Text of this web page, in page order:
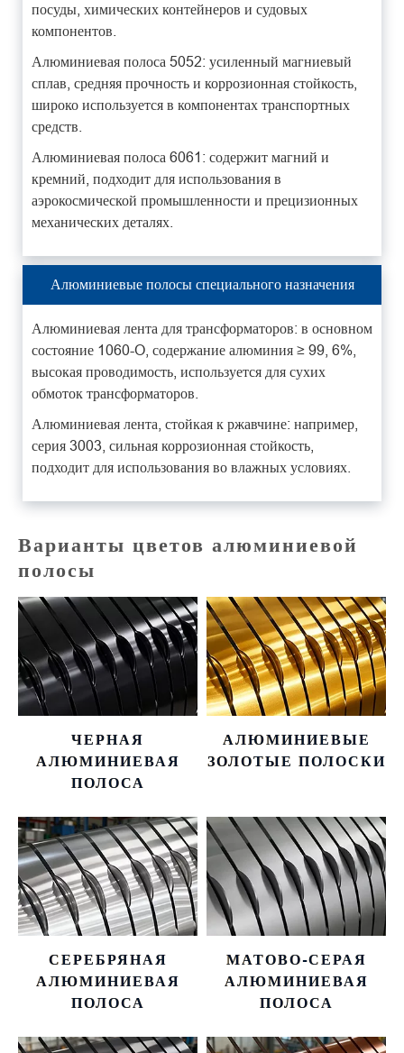
посуды, химических контейнеров и судовых
компонентов.
Алюминиевая полоса 5052: усиленный магниевый
сплав, средняя прочность и коррозионная стойкость,
широко используется в компонентах транспортных
средств.
Алюминиевая полоса 6061: содержит магний и
кремний, подходит для использования в
аэрокосмической промышленности и прецизионных
механических деталях.
Алюминиевые полосы специального назначения
Алюминиевая лента для трансформаторов: в основном
состояние 1060-O, содержание алюминия ≥ 99, 6%,
высокая проводимость, используется для сухих
обмоток трансформаторов.
Алюминиевая лента, стойкая к ржавчине: например,
серия 3003, сильная коррозионная стойкость,
подходит для использования во влажных условиях.
Варианты цветов алюминиевой
полосы
ЧЕРНАЯ
АЛЮМИНИЕВАЯ
ПОЛОСА
АЛЮМИНИЕВЫЕ
ЗОЛОТЫЕ ПОЛОСКИ
СЕРЕБРЯНАЯ
АЛЮМИНИЕВАЯ
ПОЛОСА
МАТОВО-СЕРАЯ
АЛЮМИНИЕВАЯ
ПОЛОСА